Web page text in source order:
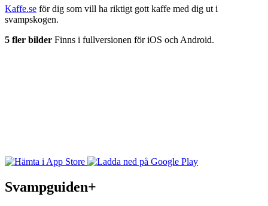
Kaffe.se för dig som vill ha riktigt gott kaffe med dig ut i
svampskogen.
5 fler bilder Finns i fullversionen för iOS och Android.
Svampguiden+